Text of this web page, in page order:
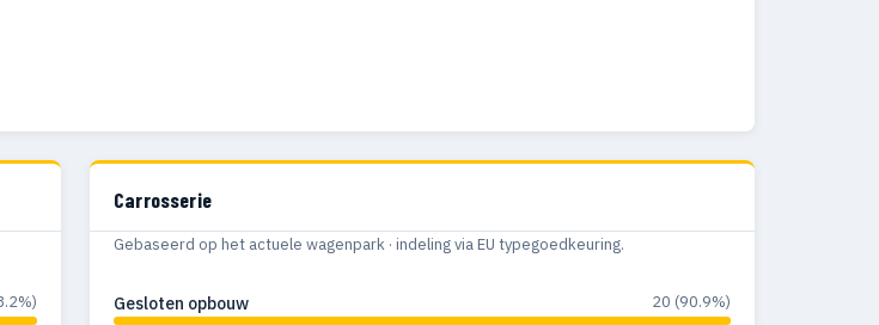
Carrosserie
Gebaseerd op het actuele wagenpark · indeling via EU typegoedkeuring.
Gesloten opbouw 20 (90.9%)